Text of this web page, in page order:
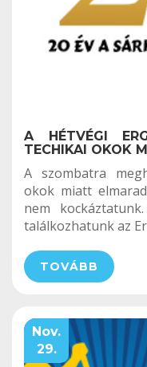
A HÉTVÉGI
TECHIKAI OKOK
A szombatra
okok miatt
nem
találkozhatunk az
TOVÁBB
Nov.
29.